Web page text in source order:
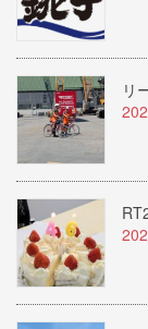
リ